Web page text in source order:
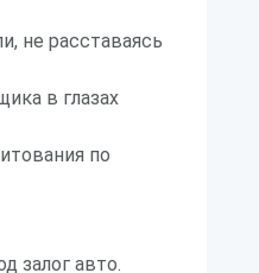
не расставаясь
в глазах
по
залог авто.